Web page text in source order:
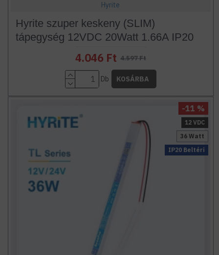
Hyrite
Hyrite szuper keskeny (SLIM)
tápegység 12VDC 20Watt 1.66A IP20
4.046 Ft 4.597 Ft
Db KOSÁRBA
IP20 Beltéri
12 VDC
36 Watt
-11 %